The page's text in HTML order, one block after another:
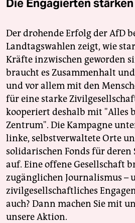
Die Engagierten stärken
Der drohende Erfolg der AfD
Landtagswahlen zeigt, wie
Kräfte inzwischen geworden
braucht es Zusammenhalt
und vor allem mit den
für eine starke
kooperiert deshalb mit "Alles
Zentrum". Die Kampagne
linke, selbstverwaltete Orte
solidarischen Fonds für deren
auf. Eine offene Gesellschaft
zugänglichen Journalismus –
zivilgesellschaftliches
auch? Dann machen Sie mit
unsere Aktion.